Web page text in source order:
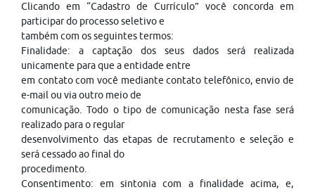
Clicando em “Cadastro de Currículo” você concorda em
participar do processo seletivo e
também com os seguintes termos:
Finalidade: a captação dos seus dados será realizada
unicamente para que a entidade entre
em contato com você mediante contato telefônico, envio de
e-mail ou via outro meio de
comunicação. Todo o tipo de comunicação nesta fase será
realizado para o regular
desenvolvimento das etapas de recrutamento e seleção e
será cessado ao final do
procedimento.
Consentimento: em sintonia com a finalidade acima, e,